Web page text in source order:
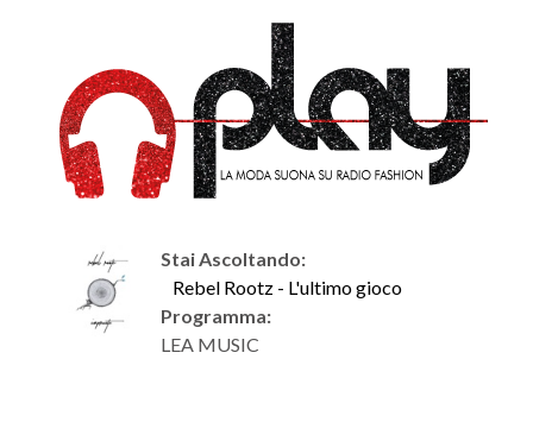
Stai Ascoltando:
Rebel Rootz - L'ultimo gioco
Programma:
LEA MUSIC